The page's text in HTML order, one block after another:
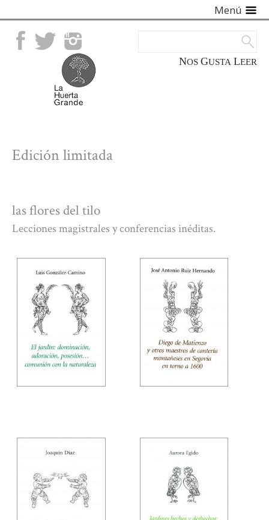
Facebook TwitterInstagram
NOS GUSTA LEER
Menú
Edición limitada
las flores del tilo
Lecciones magistrales y conferencias inéditas.